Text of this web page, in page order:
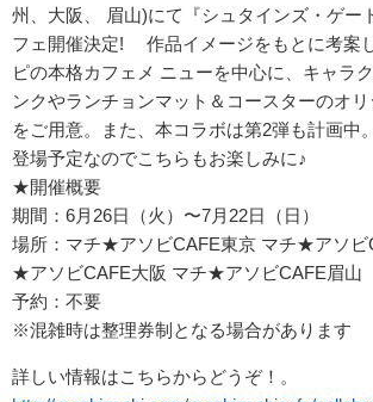
州、大阪、 眉山)にて『シュタインズ・ゲー
フェ開催決定! 作品イメージをもとに考案
ピの本格カフェメ ニューを中心に、キャラ
ンクやランチョンマット＆コースターのオ
をご用意。また、本コラボは第2弾も計画中
登場予定なのでこちらもお楽しみに♪
★開催概要
期間：6月26日（火）〜7月22日（日）
場所：マチ★アソビCAFE東京 マチ★アソビ
★アソビCAFE大阪 マチ★アソビCAFE眉山
予約：不要
※混雑時は整理券制となる場合があります
詳しい情報はこちらからどうぞ！。